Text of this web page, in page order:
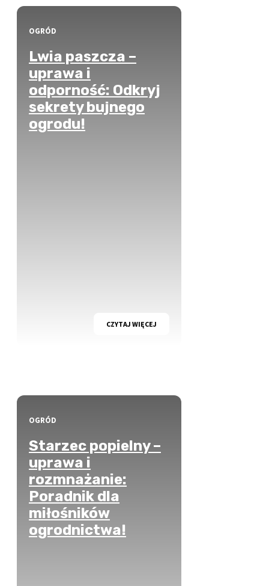
OGRÓD
Lwia paszcza –
uprawa i
odporność: Odkryj
sekrety bujnego
ogrodu!
CZYTAJ WIĘCEJ
OGRÓD
Starzec popielny –
uprawa i
rozmnażanie:
Poradnik dla
miłośników
ogrodnictwa!